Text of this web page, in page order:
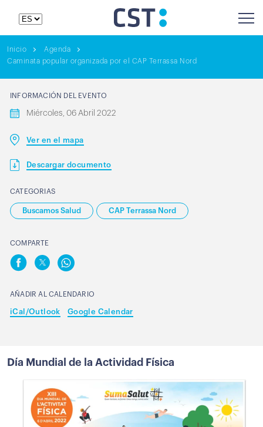
Inicio
Agenda
Caminata popular organizada por el CAP Terrassa Nord
INFORMACIÓN DEL EVENTO
Miércoles, 06 Abril 2022
Ver en el mapa
Descargar documento
CATEGORIAS
Buscamos Salud CAP Terrassa Nord
COMPARTE
AÑADIR AL CALENDARIO
iCal/Outlook Google Calendar
Día Mundial de la Actividad Física